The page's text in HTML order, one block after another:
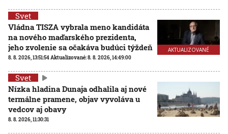
AKTUALIZOVANÉ
Svet
Vládna TISZA vybrala meno kandidáta
na nového maďarského prezidenta,
jeho zvolenie sa očakáva budúci týždeň
8. 8. 2026, 13:51:54Aktualizované:8. 8. 2026, 14:49:00
Svet
Nízka hladina Dunaja odhalila aj nové
termálne pramene, objav vyvoláva u
vedcov aj obavy
8. 8. 2026, 11:30:31